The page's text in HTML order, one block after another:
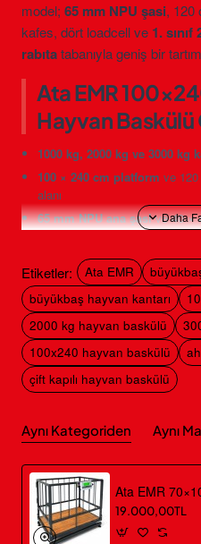
model; 65 mm NPU şasi, 120
kafes, dört loadcell ve 1.
rabıtatabanıyla geniş bir
Ata EMR
Hayvan Baskülü
1000 kg, 2000 kg ve 3000 kg
100 × 240 cm platform ve
alanı
65 mm NPU ana şasive 40 ×
güvenlik kilitleri
Dört çelik alaşımlı loadcell,
kullanım
Teknik
100×240 cm
100×240 cm Ahşap
Kapasite 1000
Etiketler: Ata EMR
büyükbaş hayvan kantarı
2000 kg hayvan baskülü
100x240 hayvan baskülü
çift kapılı hayvan baskülü
Aynı Kategoriden Aynı
19.000,00TL